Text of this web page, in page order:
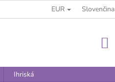
EUR Slovenčina
Ihriská